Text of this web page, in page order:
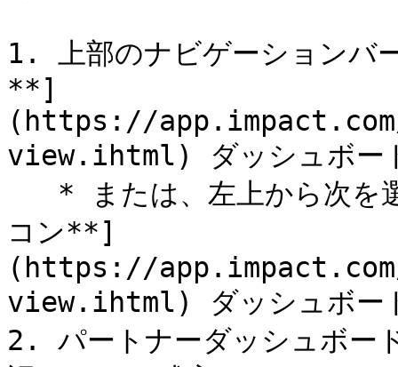
1. 上部のナビゲーションバ
**]
(https://
view.ihtml) ダッシュボー
コン**]
(https://
view.ihtml) ダッシュボー
2. パートナーダッシュボー